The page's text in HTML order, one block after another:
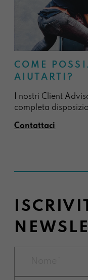
COME
AIUTARTI?
I nostri Client
completa
Contattaci